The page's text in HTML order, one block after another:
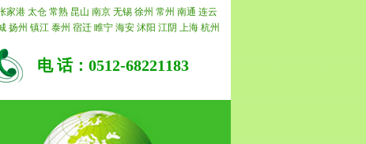
司承诺退还所有费用。
家港 太仓 常熟 昆山 南京 无锡 徐州 常州 南通 连云
扬州 镇江 泰州 宿迁 睢宁 海安 沭阳 江阴 上海 杭州
嘉兴 湖州 绍兴 金华 衢州 舟山 台州 丽水 福建
明 泉州 漳州 南平
马鞍山 淮北 铜陵 安庆
广州 韶关 深圳 珠海 佛山
电 话：0512-68221183